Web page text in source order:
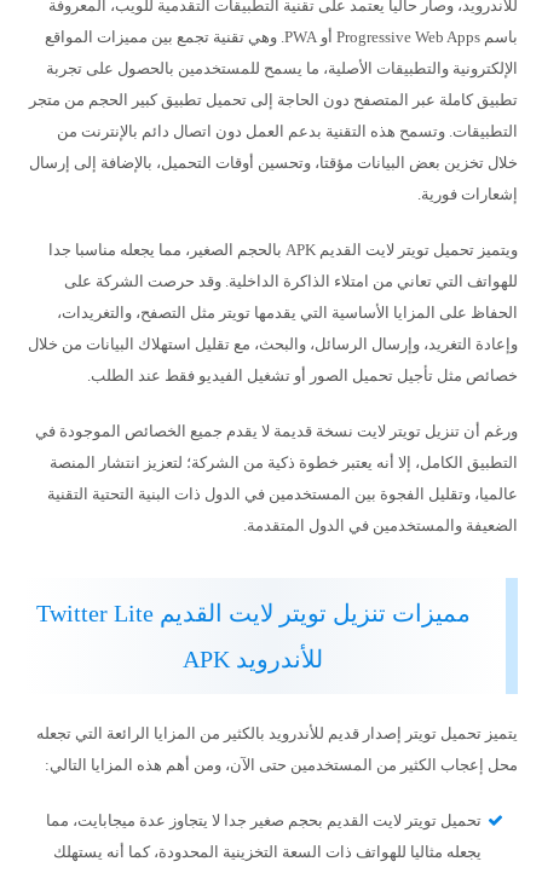
للأندرويد، وصار حاليا يعتمد على تقنية التطبيقات التقدمية للويب، المعروفة
باسم Progressive Web Apps أو PWA. وهي تقنية تجمع بين مميزات المواقع
الإلكترونية والتطبيقات الأصلية، ما يسمح للمستخدمين بالحصول على تجربة
تطبيق كاملة عبر المتصفح دون الحاجة إلى تحميل تطبيق كبير الحجم من متجر
التطبيقات. وتسمح هذه التقنية بدعم العمل دون اتصال دائم بالإنترنت من
خلال تخزين بعض البيانات مؤقتا، وتحسين أوقات التحميل، بالإضافة إلى إرسال
إشعارات فورية.
ويتميز تحميل تويتر لايت القديم APK بالحجم الصغير، مما يجعله مناسبا جدا
للهواتف التي تعاني من امتلاء الذاكرة الداخلية. وقد حرصت الشركة على
الحفاظ على المزايا الأساسية التي يقدمها تويتر مثل التصفح، والتغريدات،
وإعادة التغريد، وإرسال الرسائل، والبحث، مع تقليل استهلاك البيانات من خلال
خصائص مثل تأجيل تحميل الصور أو تشغيل الفيديو فقط عند الطلب.
ورغم أن تنزيل تويتر لايت نسخة قديمة لا يقدم جميع الخصائص الموجودة في
التطبيق الكامل، إلا أنه يعتبر خطوة ذكية من الشركة؛ لتعزيز انتشار المنصة
عالميا، وتقليل الفجوة بين المستخدمين في الدول ذات البنية التحتية التقنية
الضعيفة والمستخدمين في الدول المتقدمة.
مميزات تنزيل تويتر لايت القديم Twitter Lite
للأندرويد APK
يتميز تحميل تويتر إصدار قديم للأندرويد بالكثير من المزايا الرائعة التي تجعله
محل إعجاب الكثير من المستخدمين حتى الآن، ومن أهم هذه المزايا التالي:
تحميل تويتر لايت القديم بحجم صغير جدا لا يتجاوز عدة ميجابايت، مما
يجعله مثاليا للهواتف ذات السعة التخزينية المحدودة، كما أنه يستهلك